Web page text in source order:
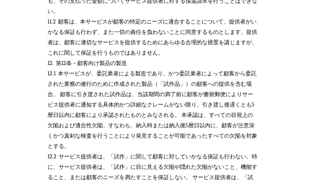
い。
11.2 顧客は、本サービスが顧客の特定のニーズに適合することについて、提供者がい
かなる保証も行わず、また一切の責任を負わないことに同意するものとします。提供
者は、顧客に適切なサービスを提供するためにあらゆる合理的な措置を講じますが、
これに関して保証を行うものではありません。
12. 第12条 – 顧客向け製品の製造
12.1 本サービスが、委託業者による製造であり、かつ委託業者によって顧客から委託
された業務の遂行のために作成された製品（「試作品」）の顧客への提供を含む場
合、 顧客に引き渡された試作品は、当該期間の満了前に顧客が書留郵便によりサー
ビス提供者に通知する具体的かつ詳細なクレームがない限り、引き渡し後遅くとも5
暦日以内に顧客により承認されたものとみなされる。 本承認は、すべての目視上の
欠陥および適合性欠陥、すなわち、納入時または納入後5暦日以内に、顧客が注意深
くかつ真剣な検査を行うことにより発見することが可能であったすべての欠陥を対象
とする。
12.2 サービス提供者は、「試作」に関して顧客に対していかなる保証も行わない。特
に、サービス提供者は、「試作」に目に見える欠陥や隠れた欠陥がないこと、機能す
ること、または顧客のニーズを満たすことを保証しない。 サービス提供者は、「試